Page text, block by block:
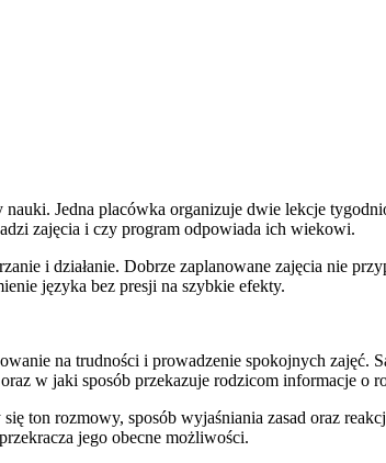
Jedna placówka organizuje dwie lekcje
zajęcia i czy program odpowiada ich wiekowi.
i działanie. Dobrze zaplanowane zajęcia nie
języka bez presji na szybkie efekty.
na trudności i prowadzenie spokojnych
w jaki sposób przekazuje rodzicom informacje o
ton rozmowy, sposób wyjaśniania zasad oraz
jego obecne możliwości.